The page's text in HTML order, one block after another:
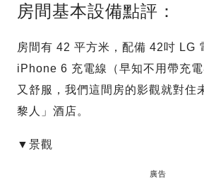
房間基本設備點評：
房間有 42 平方米，配備 42吋 LG
iPhone 6 充電線（早知不用帶充
又舒服，我們這間房的影觀就對住
黎人」酒店。
▼景觀
廣告